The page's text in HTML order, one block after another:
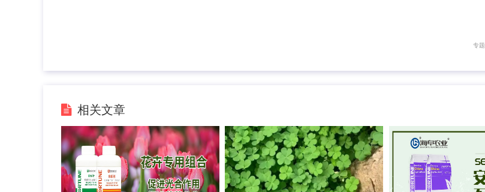
专题
相关文章